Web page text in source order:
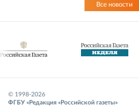
Все новости
© 1998-2026
ФГБУ «Редакция «Российской газеты»